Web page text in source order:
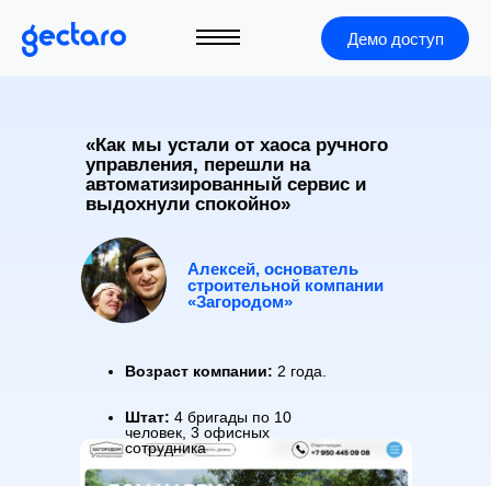
+7 (495) 966-40-05
Демо доступ
Алексей, основатель
строительной компании
«Загородом»
«Как мы устали от хаоса ручного
управления, перешли на
автоматизированный сервис и
выдохнули спокойно»
Возраст компании: 2 года.
Штат: 4 бригады по 10
человек, 3 офисных
сотрудника